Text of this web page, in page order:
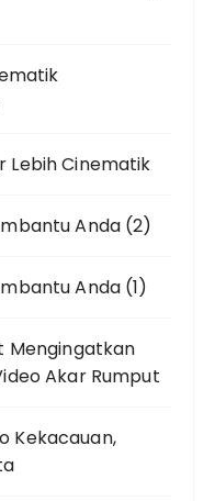
Lebih Cinematik
Anda (2)
Anda (1)
Mengingatkan
Akar Rumput
Kekacauan,